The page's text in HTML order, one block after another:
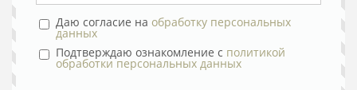
Даю согласие на обработку персональных
данных
Подтверждаю ознакомление с политикой
обработки персональных данных